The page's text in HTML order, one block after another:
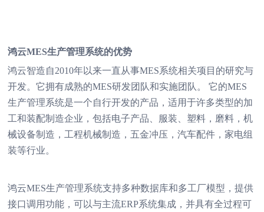
鸿云MES生产管理系统的优势
鸿云智造自2010年以来一直从事MES系统相关项目的研究与
开发。它拥有成熟的MES研发团队和实施团队。 它的MES
生产管理系统是一个自行开发的产品，适用于许多类型的加
工和装配制造企业，包括电子产品、服装、塑料，磨料，机
械设备制造，工程机械制造，五金冲压，汽车配件，家电组
装等行业。
鸿云MES生产管理系统支持多种数据库和多工厂模型，提供
接口调用功能，可以与主流ERP系统集成，并具有全过程可